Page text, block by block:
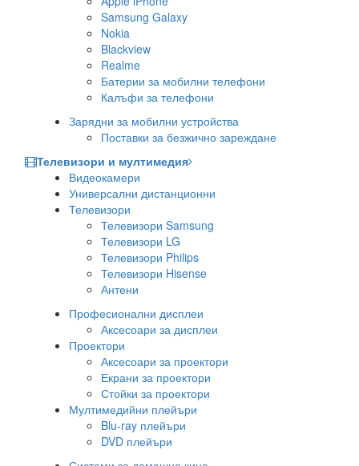
Samsung Galaxy
Nokia
Blackview
Realme
Батерии за мобилни телефони
Калъфи за телефони
Зарядни за мобилни устройства
Поставки за безжично зареждане
Телевизори и мултимедия
Видеокамери
Универсални дистанционни
Телевизори
Телевизори Samsung
Телевизори LG
Телевизори Philips
Телевизори Hisense
Антени
Професионални дисплеи
Аксесоари за дисплеи
Проектори
Аксесоари за проектори
Екрани за проектори
Стойки за проектори
Мултимедийни плейъри
Blu-ray плейъри
DVD плейъри